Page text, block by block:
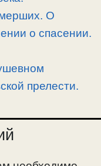
О
о спасении.
прелести.